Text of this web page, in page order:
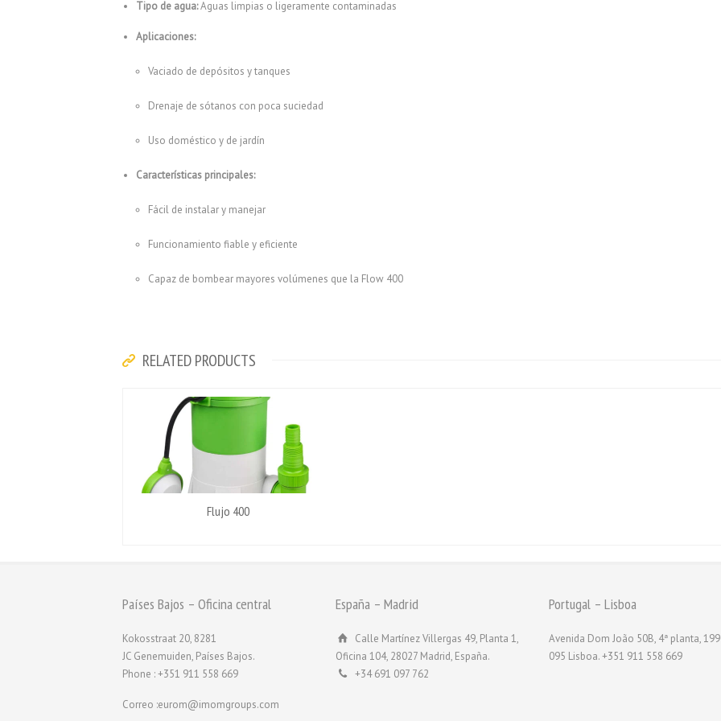
Tipo de agua:Aguas limpias o ligeramente contaminadas
Aplicaciones:
Vaciado de depósitos y tanques
Drenaje de sótanos con poca suciedad
Uso doméstico y de jardín
Características principales:
Fácil de instalar y manejar
Funcionamiento fiable y eficiente
Capaz de bombear mayores volúmenes que la Flow 400
RELATED PRODUCTS
Flujo 400
Países Bajos – Oficina central
Kokosstraat 20, 8281
JC Genemuiden, Países Bajos.
Phone : +351 911 558 669
Correo :eurom@imomgroups.com
España – Madrid
Calle Martínez Villergas 49, Planta 1,
Oficina 104, 28027 Madrid, España.
+34 691 097 762
Portugal – Lisboa
Avenida Dom João 50B, 4ª planta,
095 Lisboa. +351 911 558 669